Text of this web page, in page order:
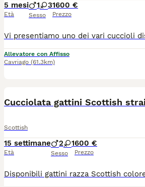
5 mesi
Età
1 3
Sesso
1600 €
Prezzo
Allevatore con Affisso
Cavriago (61.3km)
Cucciolata gattini Scottish
Scottish
15 settimane
Età
2 1
Sesso
600 €
Prezzo